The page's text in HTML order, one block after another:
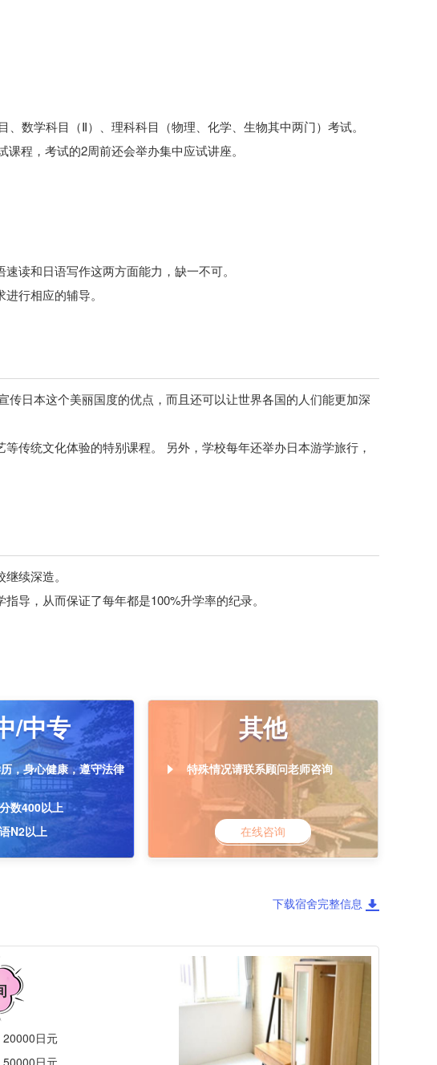
数学科目（Ⅱ）、理科科目（物理、化学、生物其中两门）考试。
程，考试的2周前还会举办集中应试讲座。
读和日语写作这两方面能力，缺一不可。
进行相应的辅导。
日本这个美丽国度的优点，而且还可以让世界各国的人们能更加深
传统文化体验的特别课程。 另外，学校每年还举办日本游学旅行，
续深造。
导，从而保证了每年都是100%升学率的纪录。
/中专
，身心健康，遵守法律
数400以上
N2以上
其他
特殊情况请联系顾问老师咨询
在线咨询
下载宿舍完整信息
20000日元
日元